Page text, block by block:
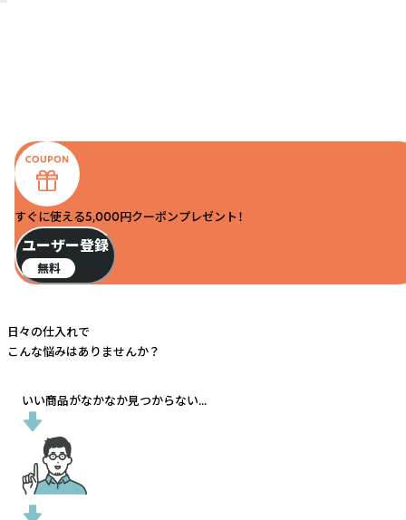
すぐに使える5,000円クーポンプレゼント！
ユーザー登録
無料
日々の仕入れで
こんな悩みはありませんか？
いい商品がなかなか見つからない...